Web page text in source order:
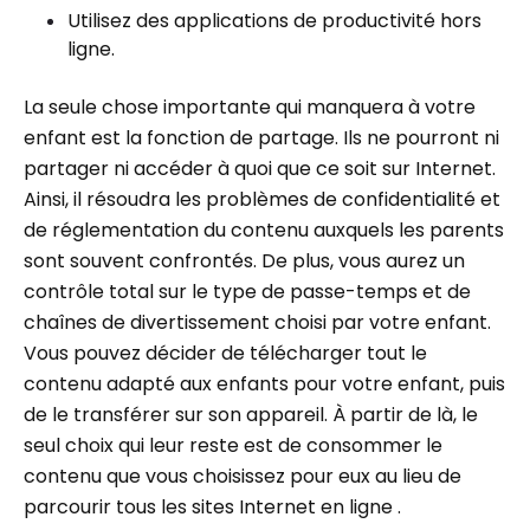
Utilisez des applications de productivité hors
ligne.
La seule chose importante qui manquera à votre
enfant est la fonction de partage. Ils ne pourront ni
partager ni accéder à quoi que ce soit sur Internet.
Ainsi, il résoudra les problèmes de confidentialité et
de réglementation du contenu auxquels les parents
sont souvent confrontés. De plus, vous aurez un
contrôle total sur le type de passe-temps et de
chaînes de divertissement choisi par votre enfant.
Vous pouvez décider de télécharger tout le
contenu adapté aux enfants pour votre enfant, puis
de le transférer sur son appareil. À partir de là, le
seul choix qui leur reste est de consommer le
contenu que vous choisissez pour eux au lieu de
parcourir tous les sites Internet en ligne .